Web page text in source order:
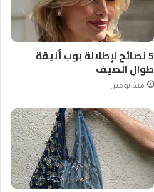
5 نصائح لإطلالة بوب أنيقة
طوال الصيف
منذ يومين